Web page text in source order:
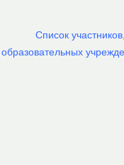
Список
образовательных